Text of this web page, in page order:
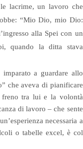
lacrime, un lavoro che
“Mio Dio, mio Dio:
alla Spei con un
quando la ditta stava
a guardare allo
che aveva di pianificare
freno tra lui e la volontà
di lavoro – che sente
necessaria a
o tabelle excel, è col